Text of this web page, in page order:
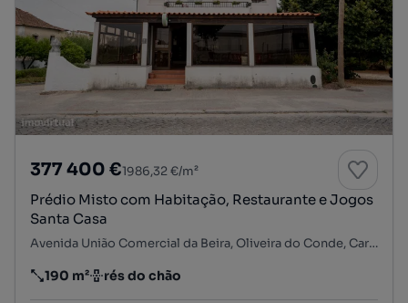
377 400 €1986,32 €/m²
Prédio Misto com Habitação, Restaurante e Jogos
Santa Casa
Avenida União Comercial da Beira, Oliveira do Conde, Carregal do Sal, Viseu
Preço por metro quadrado
190 m²
Andar rés do chão